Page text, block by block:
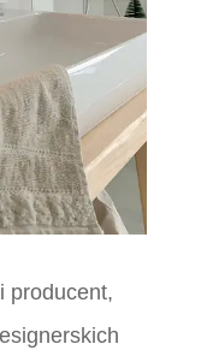
producent,